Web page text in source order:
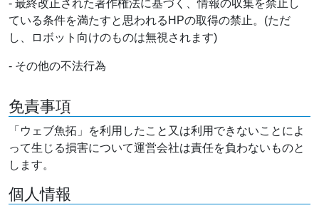
- 最終改正された著作権法に基づく、情報の収集を禁止し
ている条件を満たすと思われるHPの取得の禁止。(ただ
し、ロボット向けのものは無視されます)
- その他の不法行為
免責事項
「ウェブ魚拓」を利用したこと又は利用できないことによ
って生じる損害について運営会社は責任を負わないものと
します。
個人情報